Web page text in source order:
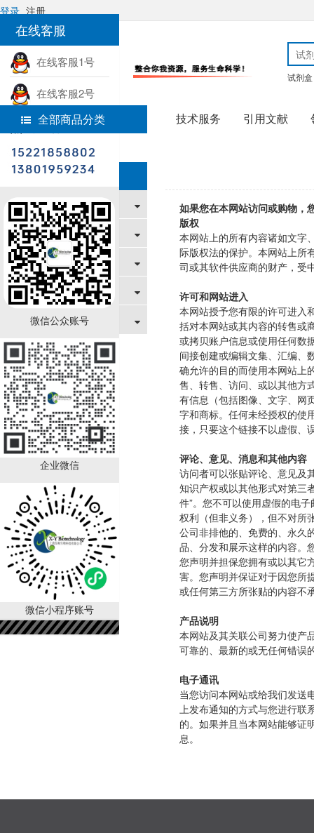
在线客服
在线客服1号
在线客服2号
热线电话
微信公众账号
企业微信
微信小程序账号
登录 注册
试剂盒
全部商品分类 技术服务 引用文献
首页 帮助中心
帮助中心
新手上路
购物指南
支付/配送方式
售后服务
关于我们
如果您在本网站访问或购物，
版权
本网站上的所有内容诸如文字
际版权法的保护。本网站上所
司或其软件供应商的财产，受
许可和网站进入
本网站授予您有限的许可进入
括对本网站或其内容的转售或
或拷贝账户信息或使用任何数
间接创建或编辑文集、汇编、
确允许的目的而使用本网站上
售、转售、访问、或以其他方
有信息（包括图像、文字、网
字和商标。任何未经授权的使
接，只要这个链接不以虚假、
评论、意见、消息和其他内容
访问者可以张贴评论、意见及
知识产权或以其他形式对第三
件”。您不可以使用虚假的电
权利（但非义务），但不对所
公司非排他的、免费的、永久
品、分发和展示这样的内容。
您声明并担保您拥有或以其它
害。您声明并保证对于因您所
或任何第三方所张贴的内容不
产品说明
本网站及其关联公司努力使产
可靠的、最新的或无任何错误
电子通讯
当您访问本网站或给我们发送
上发布通知的方式与您进行联
的。如果并且当本网站能够证
息。